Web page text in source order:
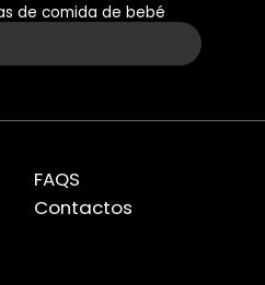
de comida de bebé
FAQS
Contactos